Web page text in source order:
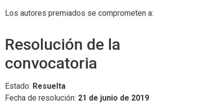
Los autores premiados se comprometen a:
Resolución de la
convocatoria
Estado: Resuelta
Fecha de resolución: 21 de junio de 2019